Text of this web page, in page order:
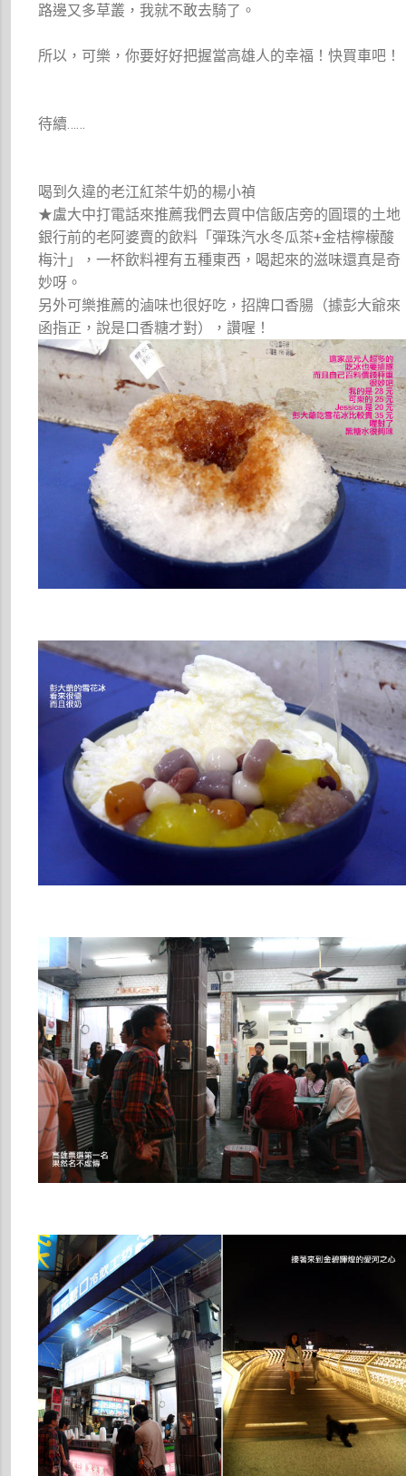
路邊又多草叢，我就不敢去騎了。
所以，可樂，你要好好把握當高雄人的幸福！快買車吧！
待續……
喝到久違的老江紅茶牛奶的楊小禎
★盧大中打電話來推薦我們去買中信飯店旁的圓環的土地
銀行前的老阿婆賣的飲料「彈珠汽水冬瓜茶+金桔檸檬酸
梅汁」，一杯飲料裡有五種東西，喝起來的滋味還真是奇
妙呀。
另外可樂推薦的滷味也很好吃，招牌口香腸（據彭大爺來
函指正，說是口香糖才對），讚喔！